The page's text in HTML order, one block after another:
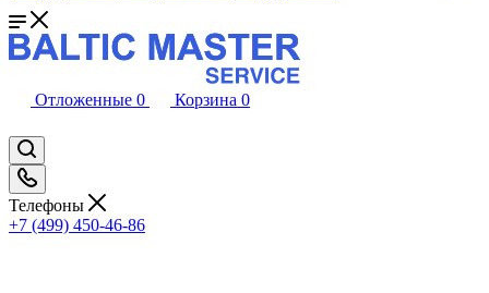
Отложенные 0 Корзина 0
Телефоны
+7 (499) 450-46-86